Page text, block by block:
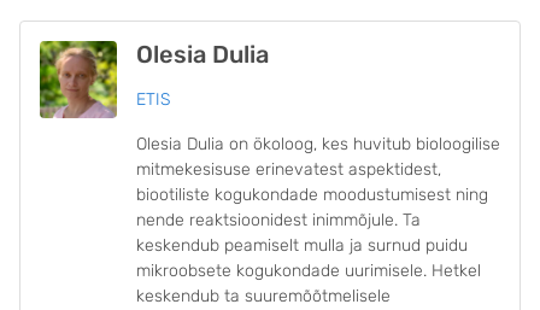
Olesia Dulia
ETIS
Olesia Dulia on ökoloog, kes huvitub bioloogilise
mitmekesisuse erinevatest aspektidest,
biootiliste kogukondade moodustumisest ning
nende reaktsioonidest inimmõjule. Ta
keskendub peamiselt mulla ja surnud puidu
mikroobsete kogukondade uurimisele. Hetkel
keskendub ta suuremõõtmelisele